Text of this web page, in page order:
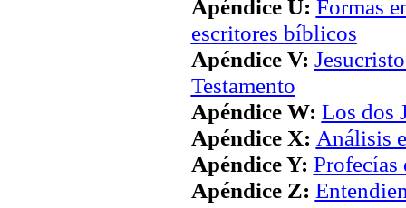
Apéndice U: Formas
escritores bíblicos
Apéndice V:
Testamento
Apéndice W: Los dos
Apéndice X: Análisis
Apéndice Y: Profecías
Apéndice Z: